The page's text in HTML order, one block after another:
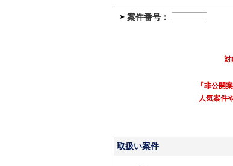
案件番号：
対
「非公開
人気案件
取扱い案件